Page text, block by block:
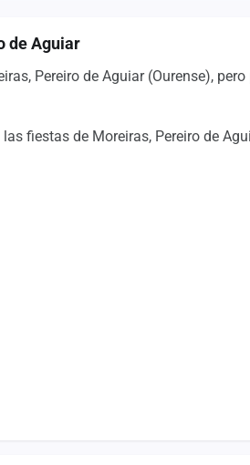
de Aguiar
Pereiro de Aguiar (Ourense),
fiestas de Moreiras, Pereiro de